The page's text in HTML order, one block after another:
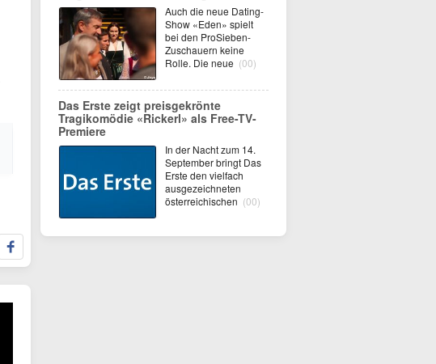
Auch die neue Dating-
Show «Eden» spielt
bei den ProSieben-
Zuschauern keine
Rolle. Die neue (00)
Das Erste zeigt preisgekrönte
Tragikomödie «Rickerl» als Free-TV-
Premiere
In der Nacht zum 14.
September bringt Das
Erste den vielfach
ausgezeichneten
österreichischen (00)